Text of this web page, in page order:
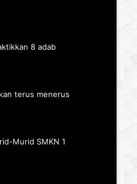
8 adab
terus menerus
Murid SMKN 1